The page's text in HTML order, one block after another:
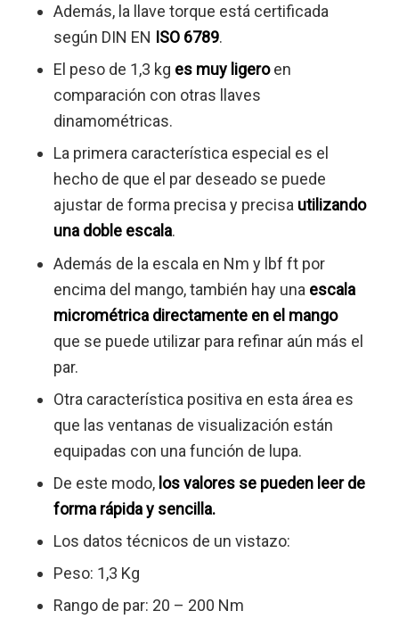
Además, la llave torque está certificada
según DIN EN ISO 6789.
El peso de 1,3 kg es muy ligeroen
comparación con otras llaves
dinamométricas.
La primera característica especial es el
hecho de que el par deseado se puede
ajustar de forma precisa y precisa utilizando
una doble escala.
Además de la escala en Nm y lbf ft por
encima del mango, también hay una escala
micrométrica directamente en el mango
que se puede utilizar para refinar aún más el
par.
Otra característica positiva en esta área es
que las ventanas de visualización están
equipadas con una función de lupa.
De este modo,los valores se pueden leer de
forma rápida y sencilla.
Los datos técnicos de un vistazo:
Peso: 1,3 Kg
Rango de par: 20 – 200 Nm